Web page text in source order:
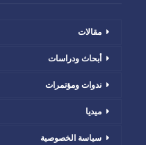
مقالات
أبحاث ودراسات
ندوات ومؤتمرات
ميديا
سياسة الخصوصية